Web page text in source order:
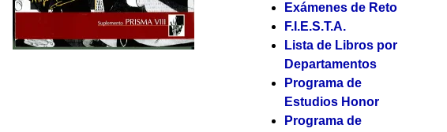
Exámenes de Reto
F.I.E.S.T.A.
Lista de Libros por
Departamentos
Programa de
Estudios Honor
Programa de